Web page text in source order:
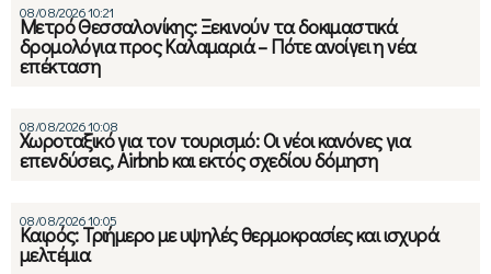
08/08/2026 10:21
Μετρό Θεσσαλονίκης: Ξεκινούν τα δοκιμαστικά
δρομολόγια προς Καλαμαριά – Πότε ανοίγει η νέα
επέκταση
08/08/2026 10:08
Χωροταξικό για τον τουρισμό: Οι νέοι κανόνες για
επενδύσεις, Airbnb και εκτός σχεδίου δόμηση
08/08/2026 10:05
Καιρός: Τριήμερο με υψηλές θερμοκρασίες και ισχυρά
μελτέμια